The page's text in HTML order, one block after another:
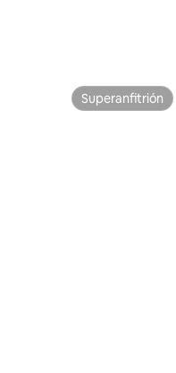
Superanfitrión
Superanfitrión